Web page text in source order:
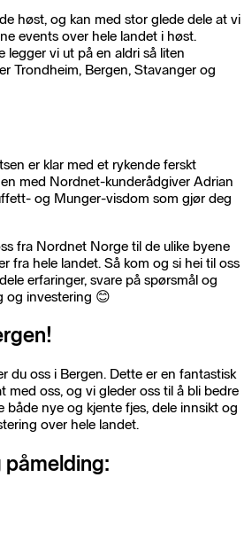
høst, og kan med stor glede dele at vi
events over hele landet i høst.
legger vi ut på en aldri så liten
Trondheim, Bergen, Stavanger og
er klar med et rykende ferskt
med Nordnet-kunderådgiver Adrian
og Munger-visdom som gjør deg
fra Nordnet Norge til de ulike byene
fra hele landet. Så kom og si hei til oss
erfaringer, svare på spørsmål og
og investering 😊
du oss i Bergen. Dette er en fantastisk
med oss, og vi gleder oss til å bli bedre
både nye og kjente fjes, dele innsikt og
over hele landet.
påmelding: